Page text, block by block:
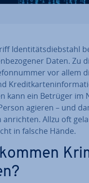
Iden­ti­täts­dieb­stahl
Daten. Zu
vor allem
kann ein Betrüger im
agieren – und
anrichten. Allzu oft
in falsche Hände.